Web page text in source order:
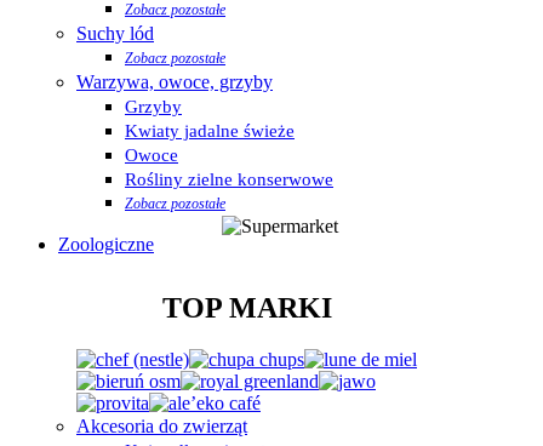
Zobacz pozostałe
Suchy lód
Zobacz pozostałe
Warzywa, owoce, grzyby
Grzyby
Kwiaty jadalne świeże
Owoce
Rośliny zielne konserwowe
Zobacz pozostałe
Zoologiczne
TOP MARKI
Akcesoria do zwierząt